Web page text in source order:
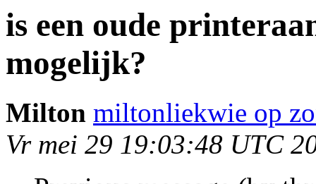
is een oude
mogelijk?
Milton miltonliekwie op
Vr mei 29 19:03:48 UTC